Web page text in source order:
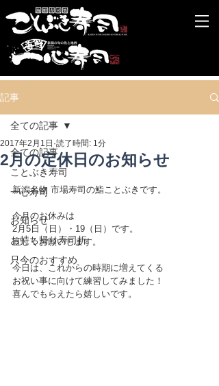
記事
全ての記事
ことぶき寿司
一心寿司
お知らせ
お持ち帰り寿司折
只今のおすすめ
全ての記事
2月の定休日のお知らせ
2017年2月1日 読了時間: 1分
新潟名物 市場寿司の鮨ことぶきです。
今月のお休みは
2月5日（日）・19（日）です。
宜しくお願いします。
今日は、これからの時期に増えてくる
お祝い事に向けて練習してみました！
喜んでもらえたら嬉しいです。